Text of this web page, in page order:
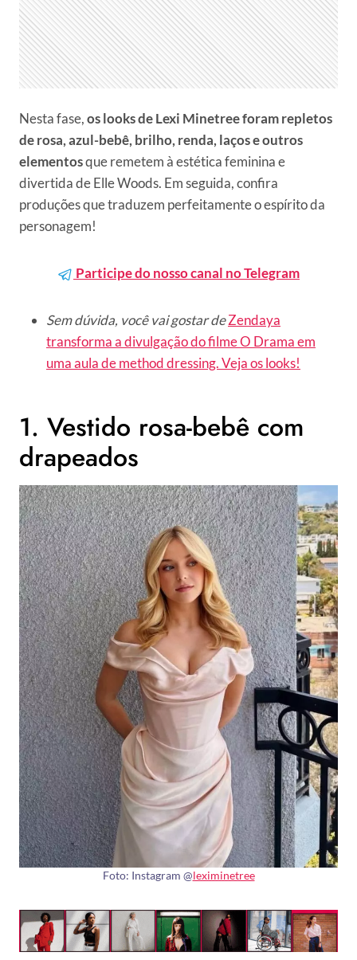
Nesta fase,os looks de Lexi Minetree foram repletos
de rosa, azul-bebê, brilho, renda, laços e outros
elementosque remetem à estética feminina e
divertida de Elle Woods. Em seguida, confira
produções que traduzem perfeitamente o espírito da
personagem!
Participe do nosso canal no Telegram
Sem dúvida, você vai gostar deZendaya
transforma a divulgação do filme O Drama em
uma aula de method dressing. Veja os looks!
1. Vestido rosa-bebê com
drapeados
Foto: Instagram @leximinetree